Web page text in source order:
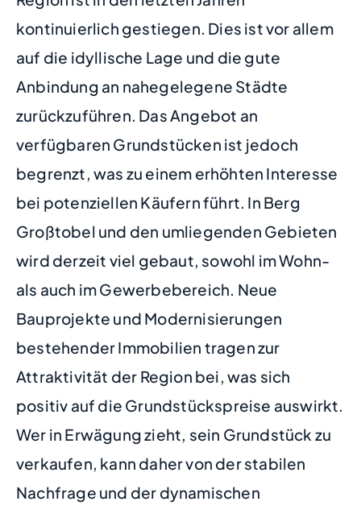
kontinuierlich gestiegen. Dies ist vor allem
auf die idyllische Lage und die gute
Anbindung an nahegelegene Städte
zurückzuführen. Das Angebot an
verfügbaren Grundstücken ist jedoch
begrenzt, was zu einem erhöhten Interesse
bei potenziellen Käufern führt. In Berg
Großtobel und den umliegenden Gebieten
wird derzeit viel gebaut, sowohl im Wohn-
als auch im Gewerbebereich. Neue
Bauprojekte und Modernisierungen
bestehender Immobilien tragen zur
Attraktivität der Region bei, was sich
positiv auf die Grundstückspreise auswirkt.
Wer in Erwägung zieht, sein Grundstück zu
verkaufen, kann daher von der stabilen
Nachfrage und der dynamischen